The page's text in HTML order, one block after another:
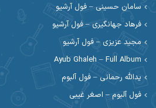
احمد صحراییان
احمد نازدار
احمدرضا امرایی
ارسلان منصوری
سامان حسینی – فول آرشیو
فرهاد جهانگیری – فول آرشیو
مجید عزیزی – فول آرشیو
Ayub Ghaleh – Full Album
یدالله رحمانی – فول آلبوم
فول آلبوم – اصغر غیبی